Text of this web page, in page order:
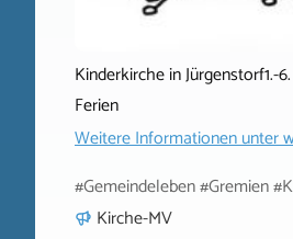
Kinderkirche in Jürgenstorf1.-
Ferien
Weitere Informationen unter
#Gemeindeleben #Gremien
Kirche-MV